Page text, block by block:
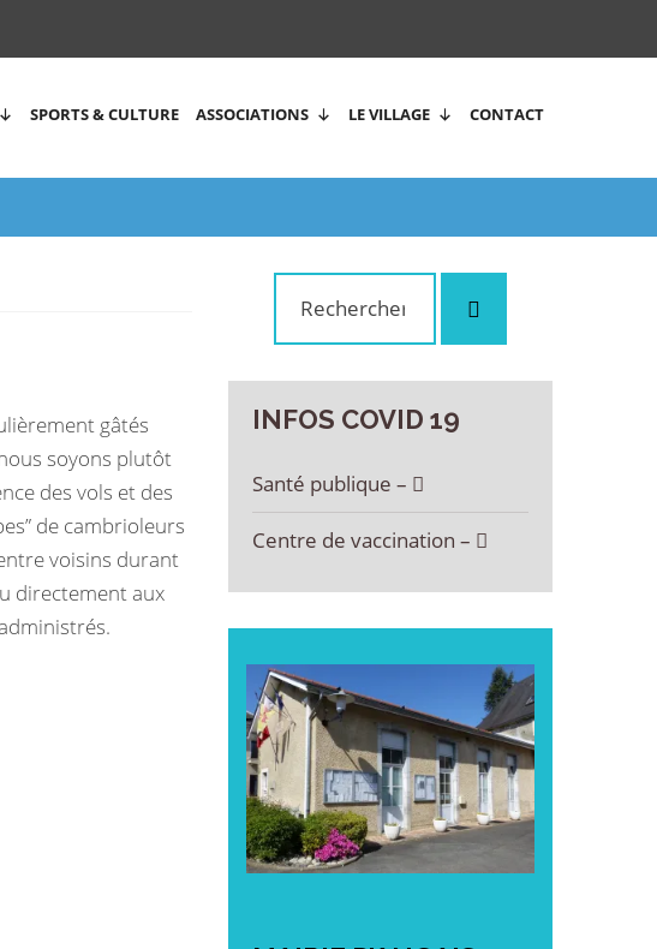
SPORTS & CULTURE ASSOCIATIONS LE VILLAGE CONTACT
gâtés
soyons plutôt
des vols et des
de cambrioleurs
voisins durant
directement aux
INFOS COVID 19
Santé publique –
Centre de vaccination –